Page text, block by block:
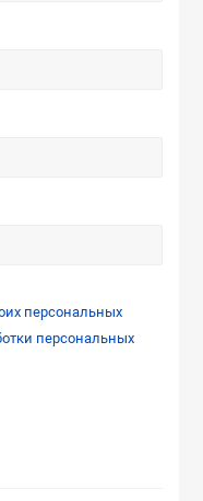
персональных
персональных